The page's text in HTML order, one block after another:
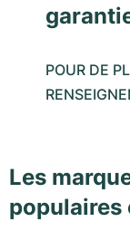
POUR DE
Les
populaires